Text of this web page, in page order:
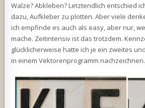
Walze? Abkleben? Letztendlich entschied
dazu, Aufkleber zu plotten. Aber viele
ich empfinde es auch als easy, aber nur,
mache. Zeitintensiv ist das trotzdem.
glücklicherweise hatte ich je ein zweites
in einem Vektorenprogramm nachzeichnen.